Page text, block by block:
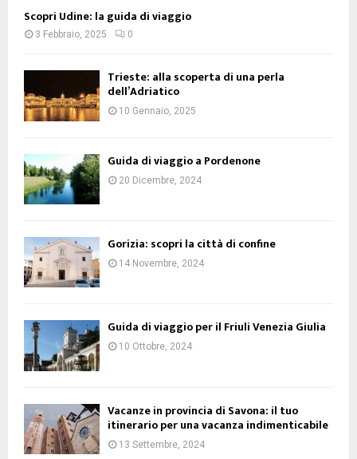
Scopri Udine: la guida di viaggio
3 Febbraio, 2025 0
Trieste: alla scoperta di una perla
dell’Adriatico
10 Gennaio, 2025
Guida di viaggio a Pordenone
20 Dicembre, 2024
Gorizia: scopri la città di confine
14 Novembre, 2024
Guida di viaggio per il Friuli Venezia Giulia
10 Ottobre, 2024
Vacanze in provincia di Savona: il tuo
itinerario per una vacanza indimenticabile
13 Settembre, 2024